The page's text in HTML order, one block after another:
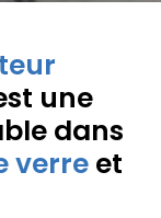
une
dans
verre et